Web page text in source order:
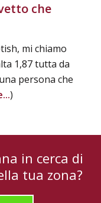
che
mi chiamo
1,87 tutta da
persona che
)
in cerca di
tua zona?